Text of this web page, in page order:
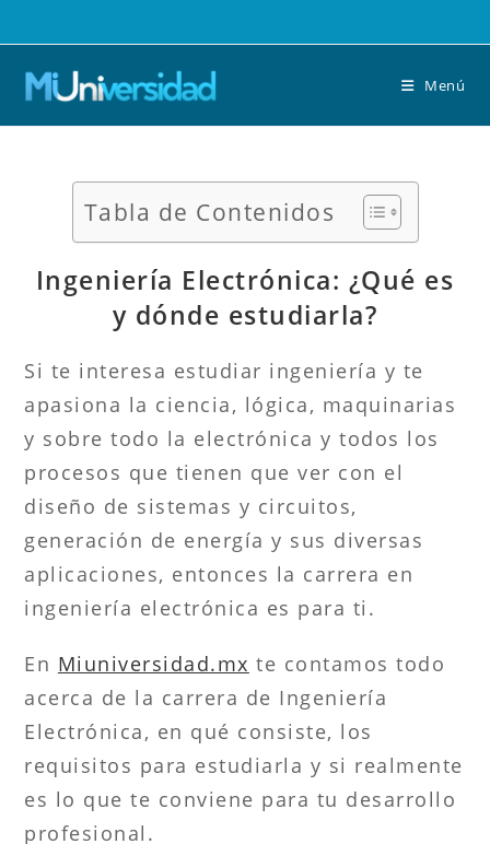
al
contenido
Menú
Tabla de Contenidos
Ingeniería Electrónica: ¿Qué es
y dónde estudiarla?
Si te interesa estudiar ingeniería y te
apasiona la ciencia, lógica, maquinarias
y sobre todo la electrónica y todos los
procesos que tienen que ver con el
diseño de sistemas y circuitos,
generación de energía y sus diversas
aplicaciones, entonces la carrera en
ingeniería electrónica es para ti.
En Miuniversidad.mx te contamos todo
acerca de la carrera de Ingeniería
Electrónica, en qué consiste, los
requisitos para estudiarla y si realmente
es lo que te conviene para tu desarrollo
profesional.